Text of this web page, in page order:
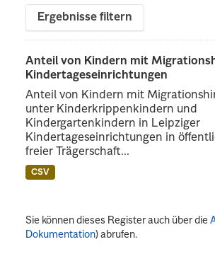
Ergebnisse filtern
Anteil von Kindern mit
Kindertageseinrichtungen
Anteil von Kindern mit
unter Kinderkrippenkindern und
Kindergartenkindern in Leipziger
Kindertageseinrichtungen in
freier Trägerschaft...
CSV
Sie können dieses Register auch über die
Dokumentation) abrufen.